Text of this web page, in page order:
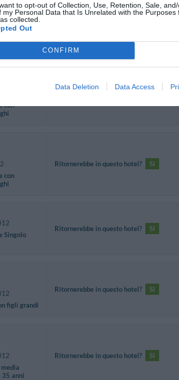
to opt-out of Collection, Use, Retention, Sale,
my Personal Data that Is Unrelated with the Purposes
collected.
Out
CONFIRM
Data Deletion Data Access
con
Ritornerebbe in questo hotel?
con
Ritornerebbe in questo hotel? SI
Singolo
Ritornerebbe in questo hotel? SI
figli grandi
Ritornerebbe in questo hotel? SI
anni
Ritornerebbe in questo hotel? SI